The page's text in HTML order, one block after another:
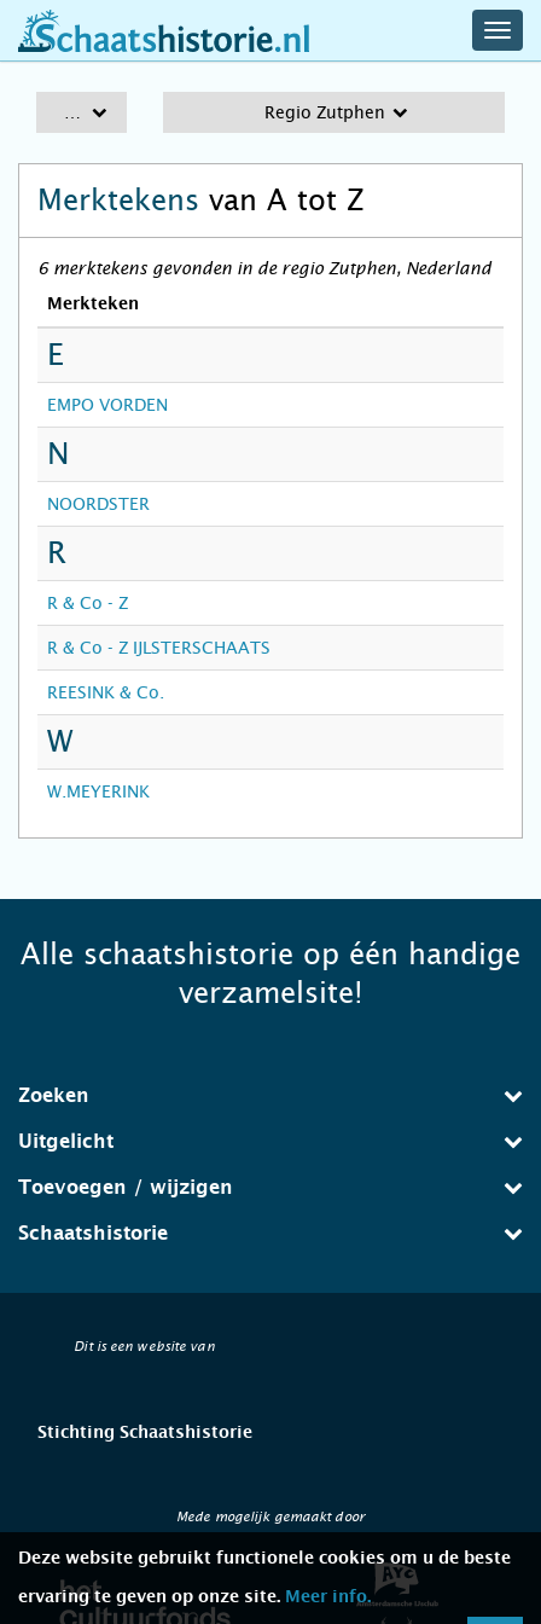
schaatshistorie.nl
Regio Zutphen
Merktekens van A tot Z
6 merktekens gevonden in de regio Zutphen, Nederland
Merkteken
E
EMPO VORDEN
N
NOORDSTER
R
R & Co - Z
R & Co - Z IJLSTERSCHAATS
REESINK & Co.
W
W.MEYERINK
Alle schaatshistorie op één handige
verzamelsite!
Zoeken
Uitgelicht
Toevoegen / wijzigen
Schaatshistorie
Dit is een website van
Stichting Schaatshistorie
Mede mogelijk gemaakt door
Deze website gebruikt functionele cookies om u de beste
ervaring te geven op onze site. Meer info.